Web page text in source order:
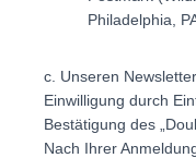
Philadelphia,
c. Unseren
Einwilligung durch
Bestätigung des
Nach Ihrer